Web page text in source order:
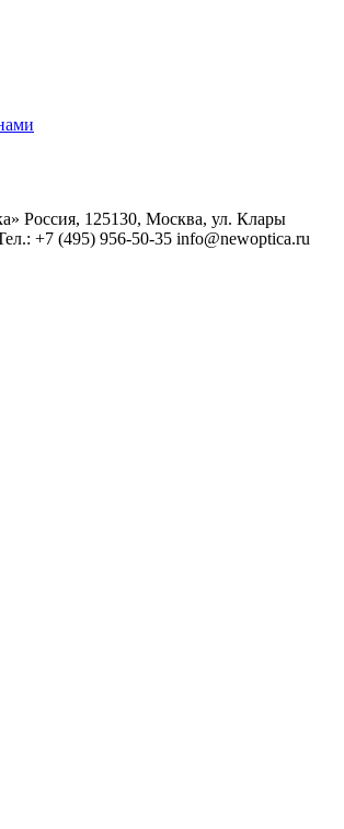
Россия, 125130, Москва, ул. Клары
+7 (495) 956-50-35 info@newoptica.ru